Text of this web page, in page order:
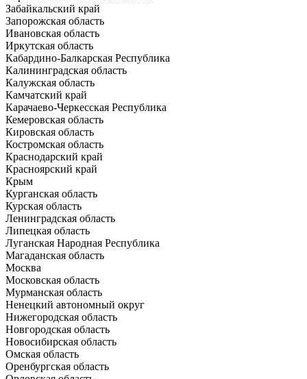
Забайкальский край
Запорожская область
Ивановская область
Иркутская область
Кабардино-Балкарская Республика
Калининградская область
Калужская область
Камчатский край
Карачаево-Черкесская Республика
Кемеровская область
Кировская область
Костромская область
Краснодарский край
Красноярский край
Крым
Курганская область
Курская область
Ленинградская область
Липецкая область
Луганская Народная Республика
Магаданская область
Москва
Московская область
Мурманская область
Ненецкий автономный округ
Нижегородская область
Новгородская область
Новосибирская область
Омская область
Оренбургская область